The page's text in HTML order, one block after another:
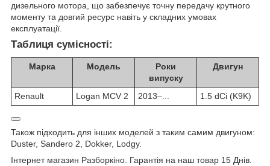
дизельного мотора, що забезпечує точну передачу крутного
моменту та довгий ресурс навіть у складних умовах
експлуатації.
Таблиця сумісності:
Марка Модель
Роки
випуску
Двигун
Renault Logan MCV 2 2013–... 1.5 dCi (K9K)
Також підходить для інших моделей з таким самим двигуном:
Duster, Sandero 2, Dokker, Lodgy.
Інтернет магазин Разборкіно. Гарантія на наш товар 15 Днів.